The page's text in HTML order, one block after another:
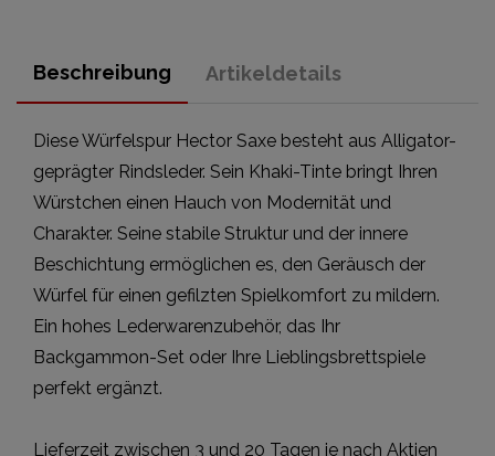
Beschreibung Artikeldetails
Diese Würfelspur Hector Saxe besteht aus Alligator-
geprägter Rindsleder. Sein Khaki-Tinte bringt Ihren
Würstchen einen Hauch von Modernität und
Charakter. Seine stabile Struktur und der innere
Beschichtung ermöglichen es, den Geräusch der
Würfel für einen gefilzten Spielkomfort zu mildern.
Ein hohes Lederwarenzubehör, das Ihr
Backgammon-Set oder Ihre Lieblingsbrettspiele
perfekt ergänzt.
Lieferzeit zwischen 3 und 20 Tagen je nach Aktien